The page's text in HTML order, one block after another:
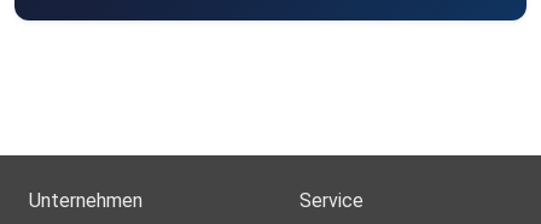
Unternehmen Service